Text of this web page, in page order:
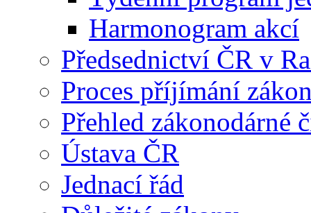
Harmonogram akcí
Předsednictví ČR v
Proces příjímání
Přehled zákonodárné
Ústava ČR
Jednací řád